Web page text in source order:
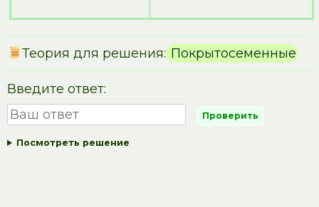
Теория для решения:Покрытосеменные
Введите ответ:
Посмотреть решение